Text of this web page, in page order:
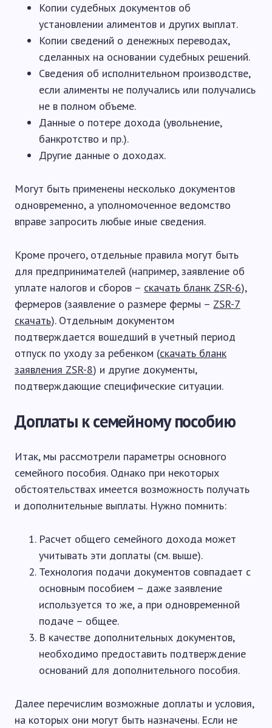
Копии судебных документов об
установлении алиментов и других выплат.
Копии сведений о денежных переводах,
сделанных на основании судебных решений.
Сведения об исполнительном производстве,
если алименты не получались или получались
не в полном объеме.
Данные о потере дохода (увольнение,
банкротство и пр.).
Другие данные о доходах.
Могут быть применены несколько документов
одновременно, а уполномоченное ведомство
вправе запросить любые иные сведения.
Кроме прочего, отдельные правила могут быть
для предпринимателей (например, заявление об
уплате налогов и сборов – скачать бланк ZSR-6),
фермеров (заявление о размере фермы – ZSR-7
скачать). Отдельным документом
подтверждается вошедший в учетный период
отпуск по уходу за ребенком (скачать бланк
заявления ZSR-8) и другие документы,
подтверждающие специфические ситуации.
Доплаты к семейному пособию
Итак, мы рассмотрели параметры основного
семейного пособия. Однако при некоторых
обстоятельствах имеется возможность получать
и дополнительные выплаты. Нужно помнить:
Расчет общего семейного дохода может
учитывать эти доплаты (см. выше).
Технология подачи документов совпадает с
основным пособием – даже заявление
используется то же, а при одновременной
подаче – общее.
В качестве дополнительных документов,
необходимо предоставить подтверждение
оснований для дополнительного пособия.
Далее перечислим возможные доплаты и условия,
на которых они могут быть назначены. Если не